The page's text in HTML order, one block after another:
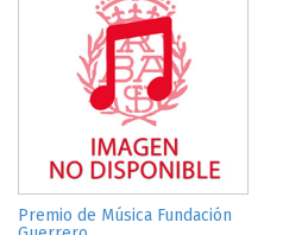
Premio de Música Fundación